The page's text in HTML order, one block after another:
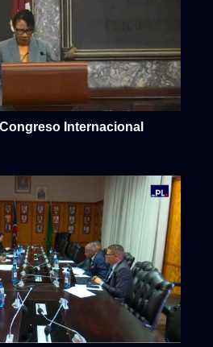
Internacional